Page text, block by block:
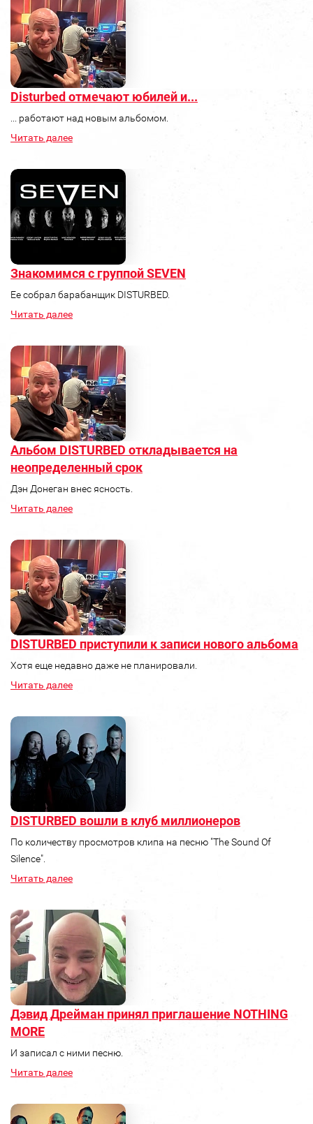
Disturbed отмечают юбилей и...
... работают над новым альбомом.
Читать далее
Знакомимся с группой SEVEN
Ее собрал барабанщик DISTURBED.
Читать далее
Альбом DISTURBED откладывается на
неопределенный срок
Дэн Донеган внес ясность.
Читать далее
DISTURBED приступили к записи нового альбома
Хотя еще недавно даже не планировали.
Читать далее
DISTURBED вошли в клуб миллионеров
По количеству просмотров клипа на песню "The Sound Of
Silence".
Читать далее
Дэвид Дрейман принял приглашение NOTHING
MORE
И записал с ними песню.
Читать далее